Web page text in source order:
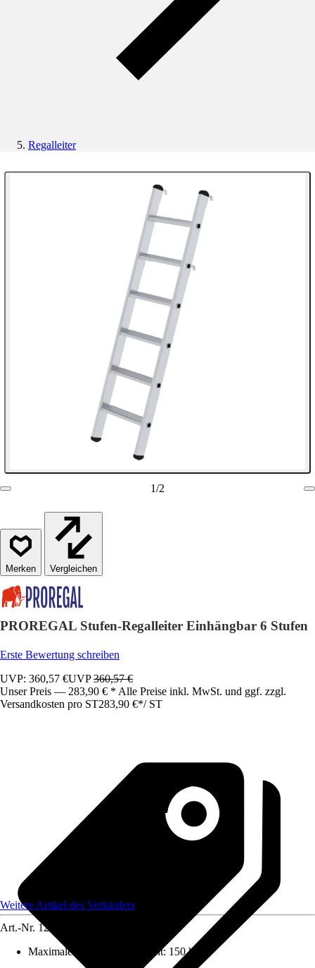
Regalleiter
1/2
Vergleichen
PROREGAL Stufen-Regalleiter Einhängbar 6 Stufen
Erste Bewertung schreiben
UVP: 360,57 €UVP360,57 €
Unser Preis — 283,90 € * Alle Preise inkl. MwSt. und ggf. zzgl.
Versandkosten pro ST283,90 €*/ ST
Weitere Artikel des Verkäufers
Art.-Nr. 12220843
Maximales Belastungsgewicht: 150 kg